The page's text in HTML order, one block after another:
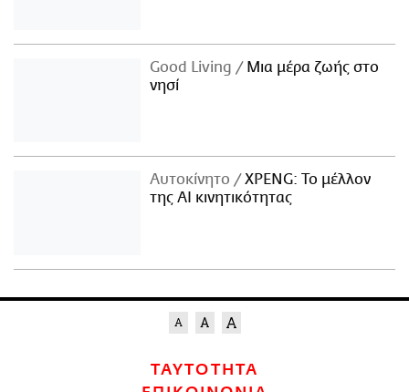
Good Living
Μια μέρα ζωής στο
νησί
Αυτοκίνητο
XPENG: Το μέλλον
της AI κινητικότητας
ΤΑΥΤΟΤΗΤΑ